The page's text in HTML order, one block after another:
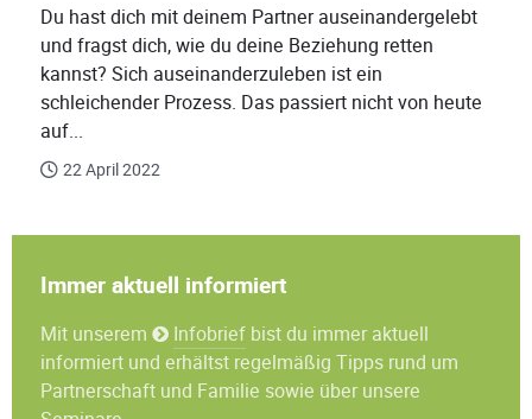
Du hast dich mit deinem Partner auseinandergelebt
und fragst dich, wie du deine Beziehung retten
kannst? Sich auseinanderzuleben ist ein
schleichender Prozess. Das passiert nicht von heute
auf...
22 April 2022
Immer aktuell informiert
Mit unserem Infobrief bist du immer aktuell
informiert und erhältst regelmäßig Tipps rund um
Partnerschaft und Familie sowie über unsere